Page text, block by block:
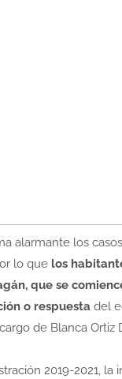
alarmante los
lo quelos
que se
o respuesta del
de Blanca Ortiz
2019-2021, la